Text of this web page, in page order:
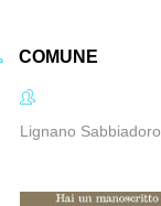
COMUNE
Lignano Sabbiadoro